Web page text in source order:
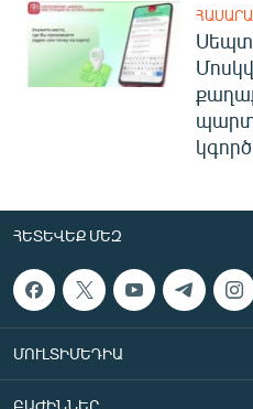
ՀԵՏԵՎԵՔ ՄԵԶ
ՄՈՒԼՏԻՄԵԴԻԱ
ԲԱԺԻՆՆԵՐ